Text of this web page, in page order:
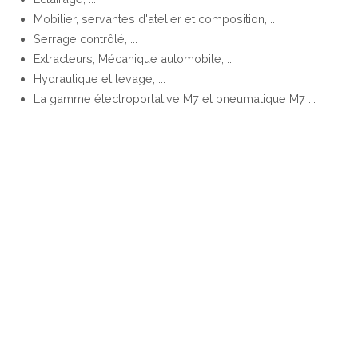
Mobilier, servantes d'atelier et composition, ...
Serrage contrôlé, ...
Extracteurs, Mécanique automobile, ...
Hydraulique et levage, ...
La gamme électroportative M7 et pneumatique M7 ...